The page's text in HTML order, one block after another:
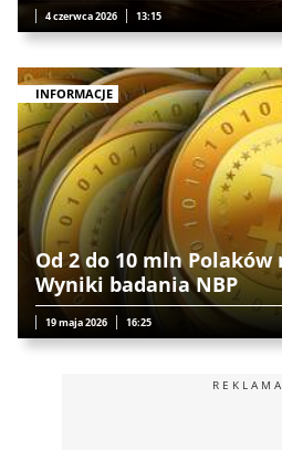
4 czerwca 2026 13:15
INFORMACJE
Od 2 do 10 mln
Wyniki badania NBP
19 maja 2026 16:25
REKLAMA